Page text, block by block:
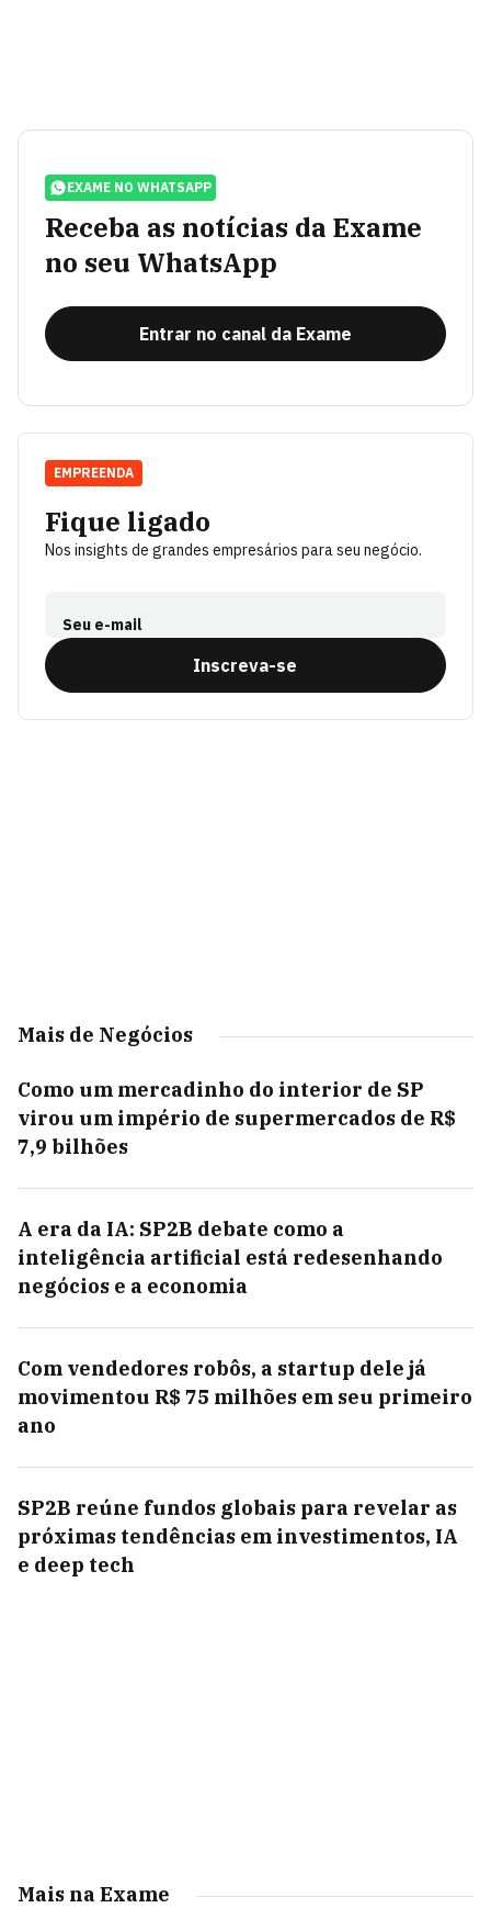
EXAME NO WHATSAPP
Receba as notícias da Exame
no seu WhatsApp
Entrar no canal da Exame
Fique ligado
Nos insights de grandes empresários para seu negócio.
Seu e-mail
Inscreva-se
EMPREENDA
Mais de Negócios
Como um mercadinho do interior de SP
virou um império de supermercados de R$
7,9 bilhões
A era da IA: SP2B debate como a
inteligência artificial está redesenhando
negócios e a economia
Com vendedores robôs, a startup dele já
movimentou R$ 75 milhões em seu primeiro
ano
SP2B reúne fundos globais para revelar as
próximas tendências em investimentos, IA
e deep tech
Mais na Exame